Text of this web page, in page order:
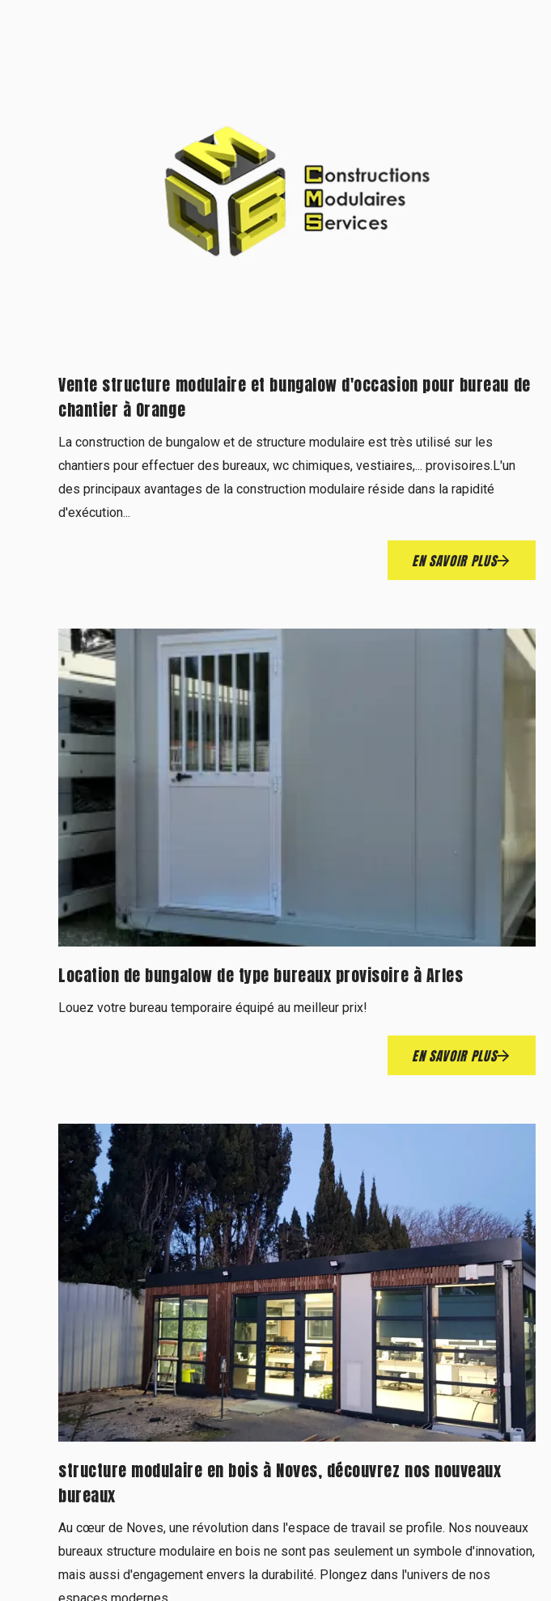
Vente structure modulaire et bungalow d'occasion pour bureau de
chantier à Orange
La construction de bungalow et de structure modulaire est très utilisé sur les
chantiers pour effectuer des bureaux, wc chimiques, vestiaires,... provisoires.L'un
des principaux avantages de la construction modulaire réside dans la rapidité
d'exécution...
EN SAVOIR PLUS
Location de bungalow de type bureaux provisoire à Arles
Louez votre bureau temporaire équipé au meilleur prix!
EN SAVOIR PLUS
structure modulaire en bois à Noves, découvrez nos nouveaux
bureaux
Au cœur de Noves, une révolution dans l'espace de travail se profile. Nos nouveaux
bureaux structure modulaire en bois ne sont pas seulement un symbole d'innovation,
mais aussi d'engagement envers la durabilité. Plongez dans l'univers de nos